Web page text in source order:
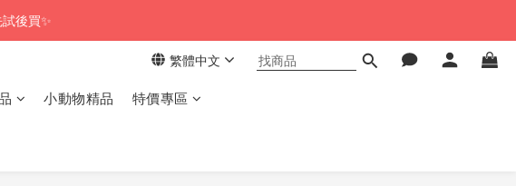
📦後買✨
繁體中文
小動物精品
特價專區